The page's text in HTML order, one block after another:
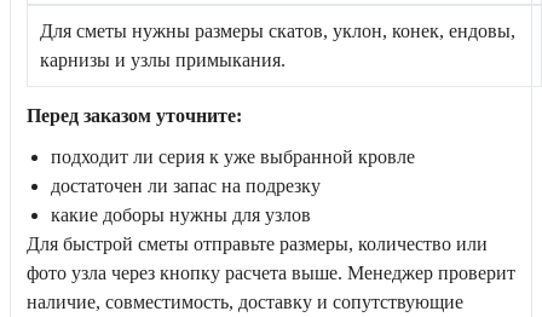
Для сметы нужны размеры скатов, уклон, конек, ендовы,
карнизы и узлы примыкания.
Перед заказом уточните:
подходит ли серия к уже выбранной кровле
достаточен ли запас на подрезку
какие доборы нужны для узлов
Для быстрой сметы отправьте размеры, количество или
фото узла через кнопку расчета выше. Менеджер проверит
наличие, совместимость, доставку и сопутствующие